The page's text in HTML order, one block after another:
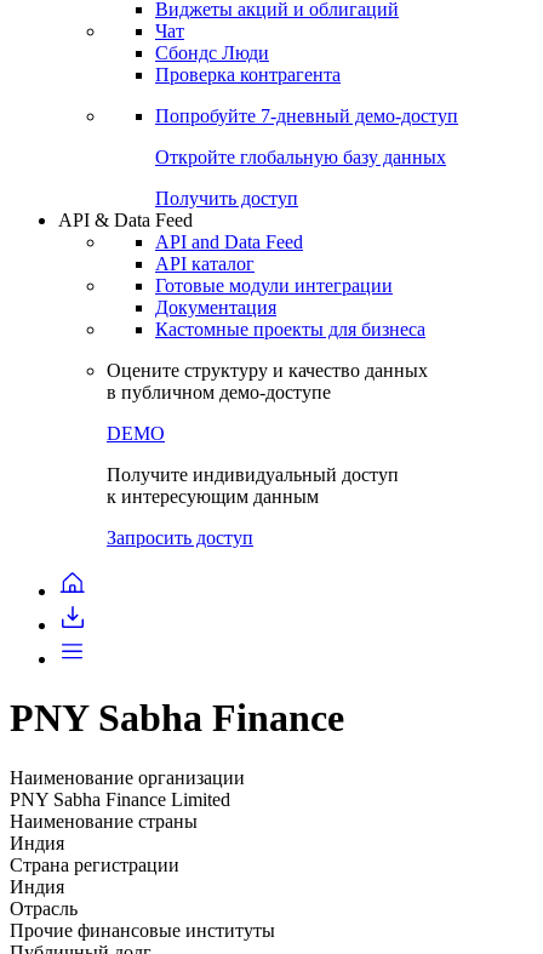
Виджеты акций и облигаций
Чат
Сбондс Люди
Проверка контрагента
Попробуйте 7-дневный демо-доступ
Откройте глобальную базу данных
Получить доступ
API & Data Feed
API and Data Feed
API каталог
Готовые модули интеграции
Документация
Кастомные проекты для бизнеса
Оцените структуру и качество данных
в публичном демо-доступе
DEMO
Получите индивидуальный доступ
к интересующим данным
Запросить доступ
PNY Sabha Finance
Наименование организации
PNY Sabha Finance Limited
Наименование страны
Индия
Страна регистрации
Индия
Отрасль
Прочие финансовые институты